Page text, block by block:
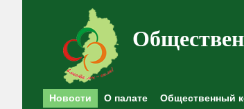
Новости О палате Общественный